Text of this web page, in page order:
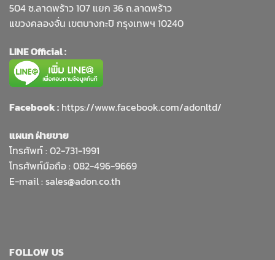
504 ซ.ลาดพร้าว 107 แยก 36 ถ.ลาดพร้าว
แขวงคลองจั่น เขตบางกะปิ กรุงเทพฯ 10240
LINE Official :
Facebook : https://www.facebook.com/adonltd/
แผนก ฝ่ายขาย
โทรศัพท์ : 02-731-1991
โทรศัพท์มือถือ : 082-496-9669
E-mail : sales@adon.co.th
FOLLOW US